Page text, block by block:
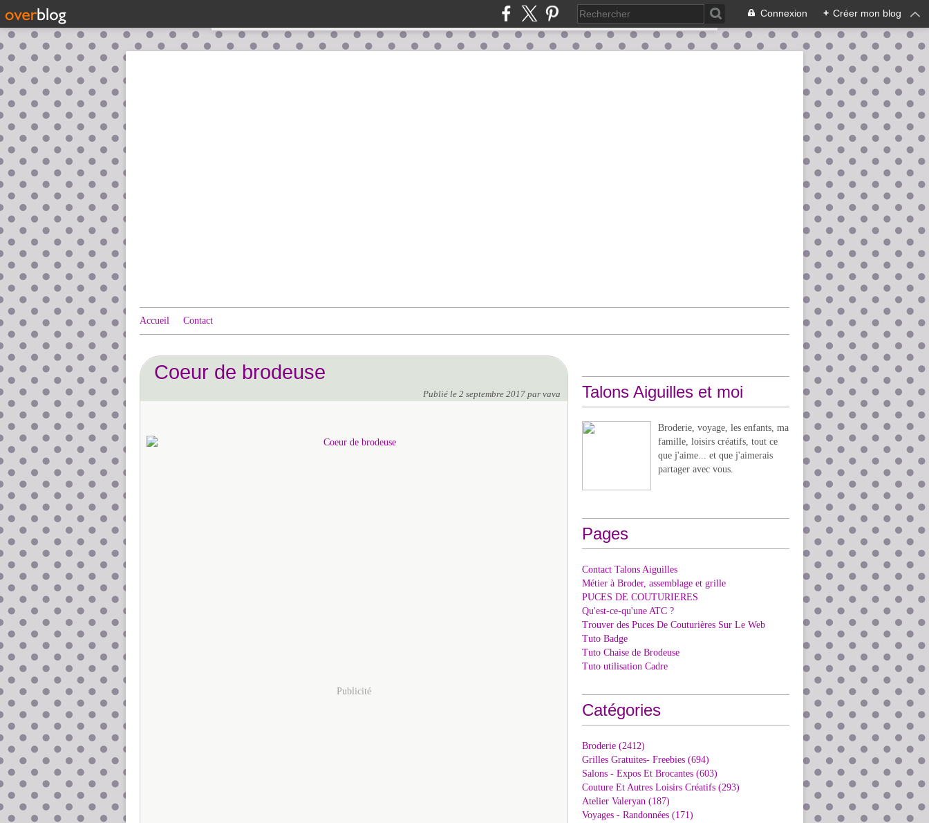
Connexion + Créer mon blog
Accueil Contact
Coeur de brodeuse
Publié le 2 septembre 2017 par vava
Publicité
Talons Aiguilles et moi
Broderie, voyage, les enfants, ma
famille, loisirs créatifs, tout ce
que j'aime... et que j'aimerais
partager avec vous.
Pages
Contact Talons Aiguilles
Métier à Broder, assemblage et grille
PUCES DE COUTURIERES
Qu'est-ce-qu'une ATC ?
Trouver des Puces De Couturières Sur Le Web
Tuto Badge
Tuto Chaise de Brodeuse
Tuto utilisation Cadre
Catégories
Broderie (2412)
Grilles Gratuites- Freebies (694)
Salons - Expos Et Brocantes (603)
Couture Et Autres Loisirs Créatifs (293)
Atelier Valeryan (187)
Voyages - Randonnées (171)